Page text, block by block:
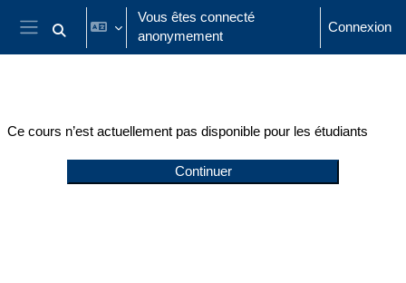
Passer au contenu principal
Panneau latéral
Activer/désactiver la saisie de recherche
Vous êtes connecté
anonymement
Connexion
Ce cours n’est actuellement pas disponible pour les étudiants
Continuer